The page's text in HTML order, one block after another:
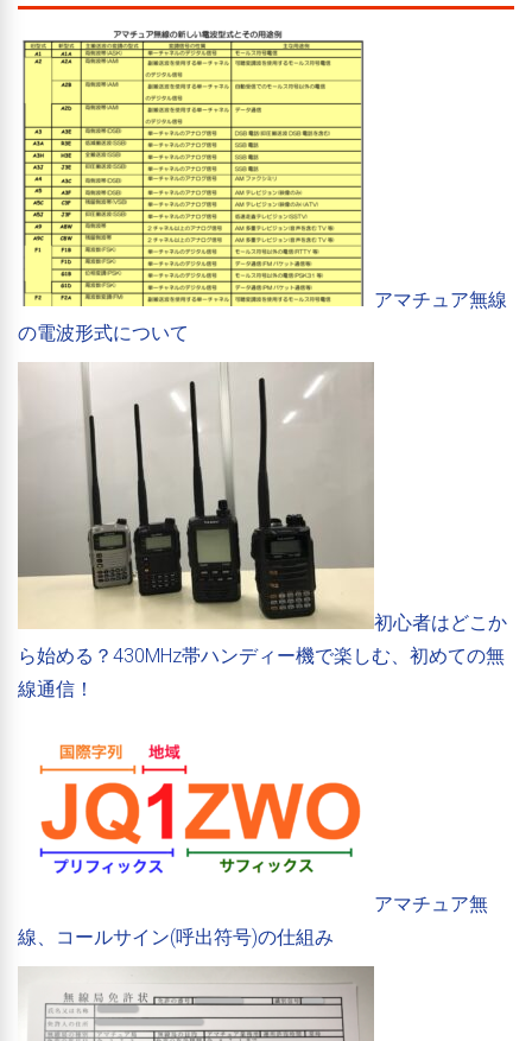
アマチュア無線
の電波形式について
初心者はどこか
ら始める？430MHz帯ハンディー機で楽しむ、初めての無
線通信！
アマチュア無
線、コールサイン(呼出符号)の仕組み